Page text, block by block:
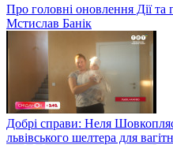
Про головні оновлення Дії
Мстислав Банік
Добрі справи: Неля
львівського шелтера для